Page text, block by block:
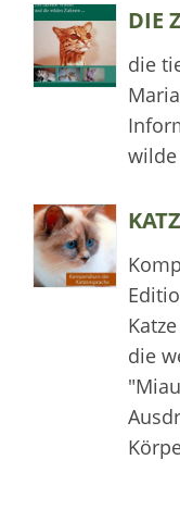
DIE
die
wilde
die